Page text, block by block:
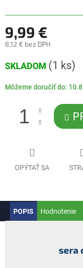
hviezdičiek.
9,99 €
8,12 € bez DPH
cena:
SKLADOM (1 ks)
Môžeme doručiť do:
OPÝTAŤ SA
POPIS Hodnotenie
sera